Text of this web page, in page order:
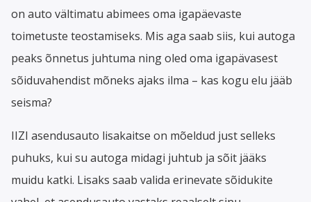
on auto vältimatu abimees oma igapäevaste
toimetuste teostamiseks. Mis aga saab siis, kui autoga
peaks õnnetus juhtuma ning oled oma igapävasest
sõiduvahendist mõneks ajaks ilma – kas kogu elu jääb
seisma?
IIZI asendusauto lisakaitse on mõeldud just selleks
puhuks, kui su autoga midagi juhtub ja sõit jääks
muidu katki. Lisaks saab valida erinevate sõidukite